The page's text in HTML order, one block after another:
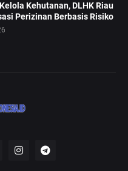
Kehutanan, DLHK Riau
Perizinan Berbasis Risiko